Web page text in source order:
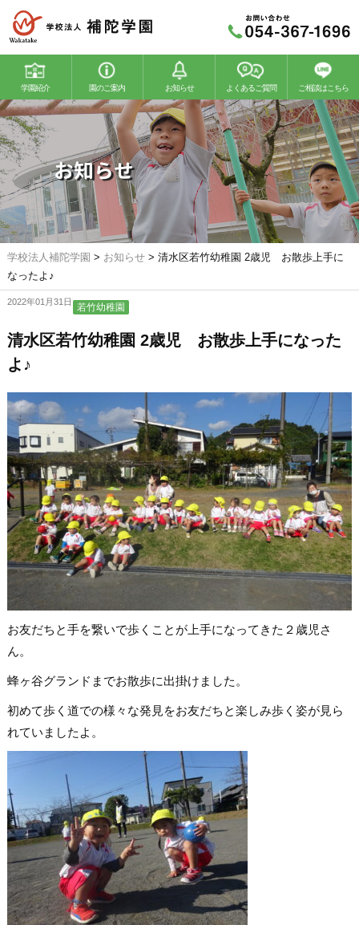
学園紹介 園のご案内
若竹幼稚園 若竹こどもの森
お知らせ よくあるご質問 ご相談はこちら
お知らせ
学校法人補陀学園 > お知らせ> 清水区若竹幼稚園 2歳児 お散歩上手に
なったよ♪
2022年01月31日 若竹幼稚園
清水区若竹幼稚園 2歳児 お散歩上手になった
よ♪
お友だちと手を繋いで歩くことが上手になってきた２歳児さ
ん。
蜂ヶ谷グランドまでお散歩に出掛けました。
初めて歩く道での様々な発見をお友だちと楽しみ歩く姿が見ら
れていましたよ。